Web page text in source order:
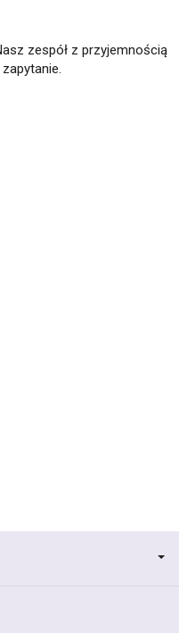
zespół z przyjemnością